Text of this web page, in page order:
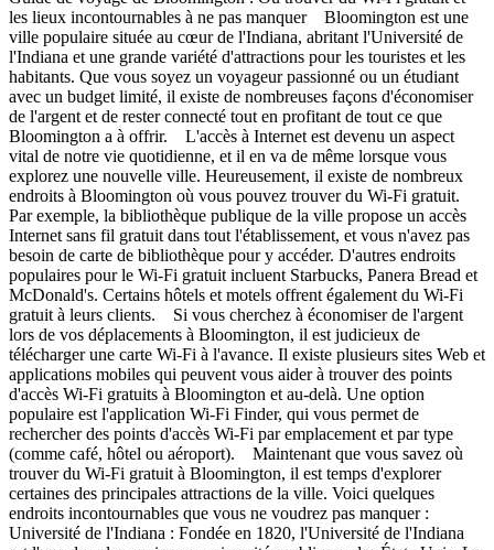
les lieux incontournables à ne pas manquer Bloomington est une
ville populaire située au cœur de l'Indiana, abritant l'Université de
l'Indiana et une grande variété d'attractions pour les touristes et les
habitants. Que vous soyez un voyageur passionné ou un étudiant
avec un budget limité, il existe de nombreuses façons d'économiser
de l'argent et de rester connecté tout en profitant de tout ce que
Bloomington a à offrir. L'accès à Internet est devenu un aspect
vital de notre vie quotidienne, et il en va de même lorsque vous
explorez une nouvelle ville. Heureusement, il existe de nombreux
endroits à Bloomington où vous pouvez trouver du Wi-Fi gratuit.
Par exemple, la bibliothèque publique de la ville propose un accès
Internet sans fil gratuit dans tout l'établissement, et vous n'avez pas
besoin de carte de bibliothèque pour y accéder. D'autres endroits
populaires pour le Wi-Fi gratuit incluent Starbucks, Panera Bread et
McDonald's. Certains hôtels et motels offrent également du Wi-Fi
gratuit à leurs clients. Si vous cherchez à économiser de l'argent
lors de vos déplacements à Bloomington, il est judicieux de
télécharger une carte Wi-Fi à l'avance. Il existe plusieurs sites Web et
applications mobiles qui peuvent vous aider à trouver des points
d'accès Wi-Fi gratuits à Bloomington et au-delà. Une option
populaire est l'application Wi-Fi Finder, qui vous permet de
rechercher des points d'accès Wi-Fi par emplacement et par type
(comme café, hôtel ou aéroport). Maintenant que vous savez où
trouver du Wi-Fi gratuit à Bloomington, il est temps d'explorer
certaines des principales attractions de la ville. Voici quelques
endroits incontournables que vous ne voudrez pas manquer :
Université de l'Indiana : Fondée en 1820, l'Université de l'Indiana